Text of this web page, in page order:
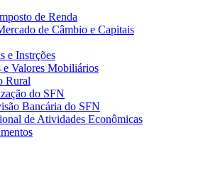
de Renda
de Câmbio e Capitais
e Instrções
Valores Mobiliários
Rural
do SFN
Bancária do SFN
de Atividades Econômicas